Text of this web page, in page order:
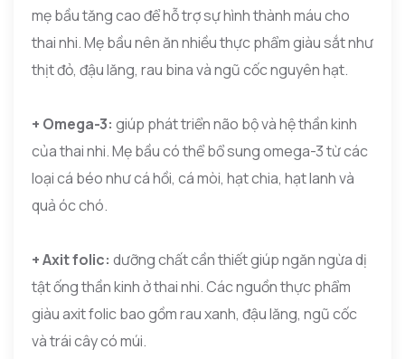
mẹ bầu tăng cao để hỗ trợ sự hình thành máu cho
thai nhi. Mẹ bầu nên ăn nhiều thực phẩm giàu sắt như
thịt đỏ, đậu lăng, rau bina và ngũ cốc nguyên hạt.
+ Omega-3: giúp phát triển não bộ và hệ thần kinh
của thai nhi. Mẹ bầu có thể bổ sung omega-3 từ các
loại cá béo như cá hồi, cá mòi, hạt chia, hạt lanh và
quả óc chó.
+ Axit folic: dưỡng chất cần thiết giúp ngăn ngừa dị
tật ống thần kinh ở thai nhi. Các nguồn thực phẩm
giàu axit folic bao gồm rau xanh, đậu lăng, ngũ cốc
và trái cây có múi.